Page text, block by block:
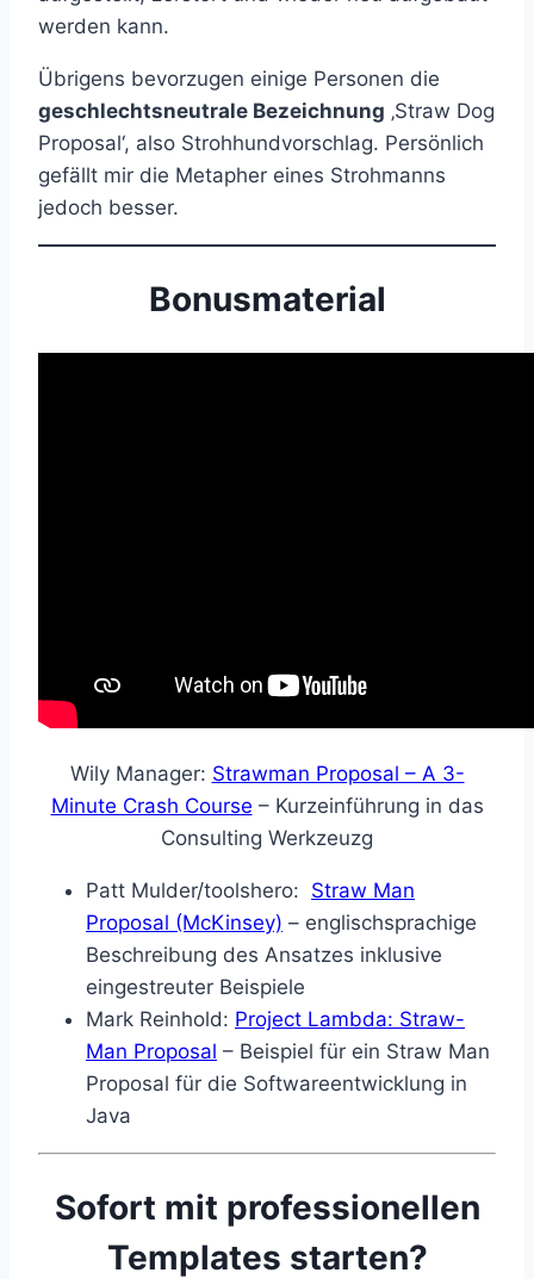
werden kann.
Übrigens bevorzugen einige Personen die
geschlechtsneutrale Bezeichnung ‚Straw Dog
Proposal‘, also Strohhundvorschlag. Persönlich
gefällt mir die Metapher eines Strohmanns
jedoch besser.
Bonusmaterial
Wily Manager: Strawman Proposal – A 3-
Minute Crash Course – Kurzeinführung in das
Consulting Werkzeuzg
Patt Mulder/toolshero: Straw Man
Proposal (McKinsey) – englischsprachige
Beschreibung des Ansatzes inklusive
eingestreuter Beispiele
Mark Reinhold: Project Lambda: Straw-
Man Proposal – Beispiel für ein Straw Man
Proposal für die Softwareentwicklung in
Java
Sofort mit professionellen
Templates starten?